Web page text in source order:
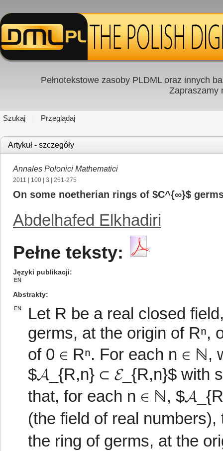
Pełnotekstowe zasoby PLDML oraz innych
Zapraszamy
Szukaj Przeglądaj
Artykuł - szczegóły
Annales Polonici Mathematici
2011 100 3 | 261-275
On some noetherian rings of $C^{∞}$
Abdelhafed Elkhadiri
Pełne teksty:
Języki publikacji
EN
Abstrakty
EN
Let R be a real closed
germs, at the origin of Rⁿ,
of 0 ∈ Rⁿ. For each n ∈ ℕ,
$𝓐_{R,n} ⊂ 𝓔_{R,n}$ with
that, for each n ∈ ℕ,
(the field of real
the ring of germs, at the